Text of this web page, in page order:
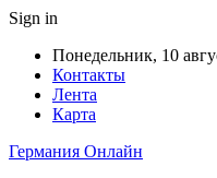
Sign in
Понедельник, 10
Контакты
Лента
Карта
Германия Онлайн